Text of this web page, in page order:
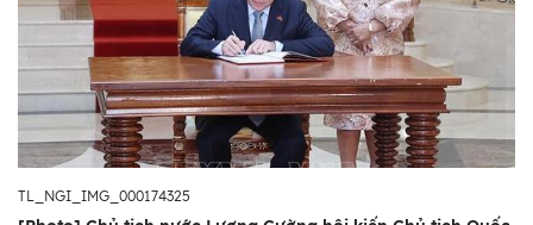
TL_NGI_IMG_000174325